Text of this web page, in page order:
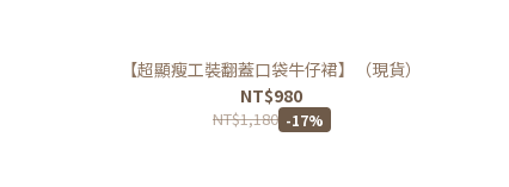
【超顯瘦工裝翻蓋口袋牛仔裙】（現貨）
NT$980
NT$1,180 -17%